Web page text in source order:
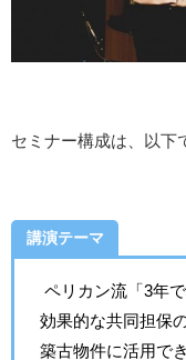
セミナー構成は、以下
講演テーマ
ペリカン流「3年
効果的な共同担保
築古物件に活用で